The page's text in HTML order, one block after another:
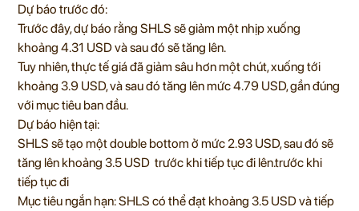
Dự báo trước đó:
Trước đây, dự báo rằng SHLS sẽ giảm một nhịp xuống
khoảng 4.31 USD và sau đó sẽ tăng lên.
Tuy nhiên, thực tế giá đã giảm sâu hơn một chút, xuống tới
khoảng 3.9 USD, và sau đó tăng lên mức 4.79 USD, gần đúng
với mục tiêu ban đầu.
Dự báo hiện tại:
SHLS sẽ tạo một double bottom ở mức 2.93 USD, sau đó sẽ
tăng lên khoảng 3.5 USD trước khi tiếp tục đi lên.trước khi
tiếp tục đi
Mục tiêu ngắn hạn: SHLS có thể đạt khoảng 3.5 USD và tiếp